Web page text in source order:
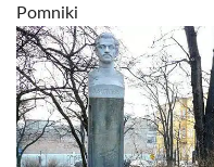
Pomniki